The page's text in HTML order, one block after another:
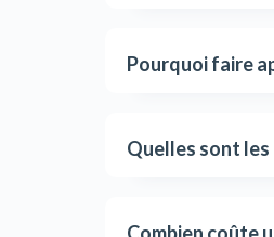
Pourquoi faire
Quelles sont les